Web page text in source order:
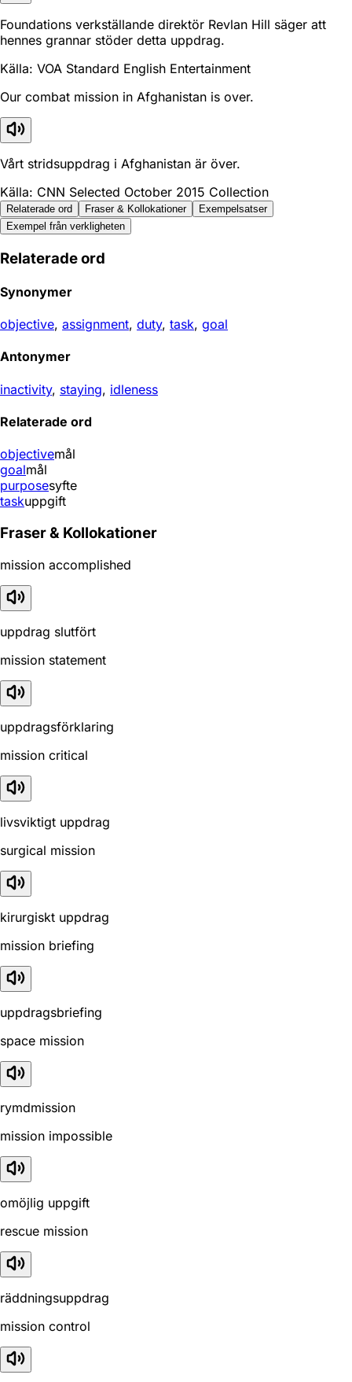
Foundations verkställande direktör Revlan Hill säger att
hennes grannar stöder detta uppdrag.
Källa: VOA Standard English Entertainment
Our combat mission in Afghanistan is over.
Vårt stridsuppdrag i Afghanistan är över.
Källa: CNN Selected October 2015 Collection
Relaterade ord Fraser & Kollokationer
Exempelsatser
Exempel från verkligheten
Relaterade ord
Synonymer
objective, assignment, duty, task, goal
Antonymer
inactivity, staying, idleness
Relaterade ord
objectivemål
goalmål
purposesyfte
taskuppgift
Fraser & Kollokationer
mission accomplished
uppdrag slutfört
mission statement
uppdragsförklaring
mission critical
livsviktigt uppdrag
surgical mission
kirurgiskt uppdrag
mission briefing
uppdragsbriefing
space mission
rymdmission
mission impossible
omöjlig uppgift
rescue mission
räddningsuppdrag
mission control